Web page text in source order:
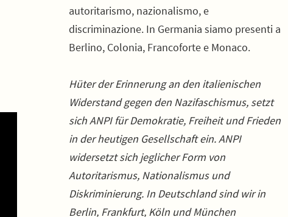
autoritarismo, nazionalismo, e
discriminazione. In Germania siamo presenti a
Berlino, Colonia, Francoforte e Monaco.
Hüter der Erinnerung an den italienischen
Widerstand gegen den Nazifaschismus, setzt
sich ANPI für Demokratie, Freiheit und Frieden
in der heutigen Gesellschaft ein. ANPI
widersetzt sich jeglicher Form von
Autoritarismus, Nationalismus und
Diskriminierung. In Deutschland sind wir in
Berlin, Frankfurt, Köln und München